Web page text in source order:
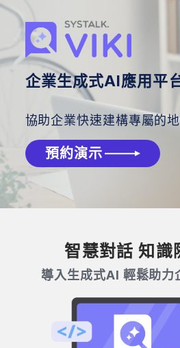
企業生成式AI應用平
協助企業快速建構專屬的
預約演示
智慧對話 知識
導入生成式AI 輕鬆助力